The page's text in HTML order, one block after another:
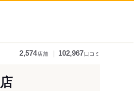
2,574店舗 102,967口コミ